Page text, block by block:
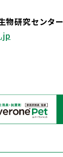
物研究センター